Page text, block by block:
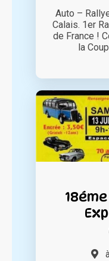
Auto –
Calais. 1er
de France !
la